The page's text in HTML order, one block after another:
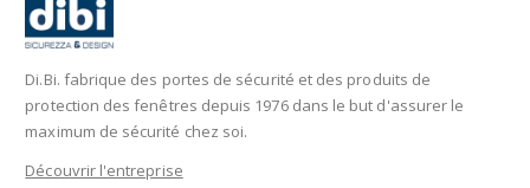
Di.Bi. fabrique des portes de sécurité et des produits de
protection des fenêtres depuis 1976 dans le but d'assurer le
maximum de sécurité chez soi.
Découvrir l'entreprise